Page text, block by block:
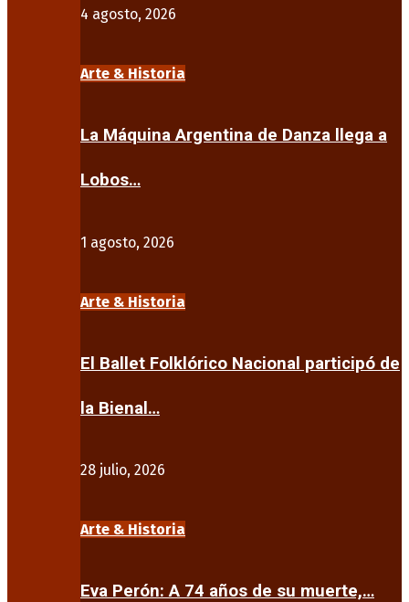
4 agosto, 2026
Arte & Historia
La Máquina Argentina de Danza llega a
Lobos…
1 agosto, 2026
Arte & Historia
El Ballet Folklórico Nacional participó de
la Bienal…
28 julio, 2026
Arte & Historia
Eva Perón: A 74 años de su muerte,…